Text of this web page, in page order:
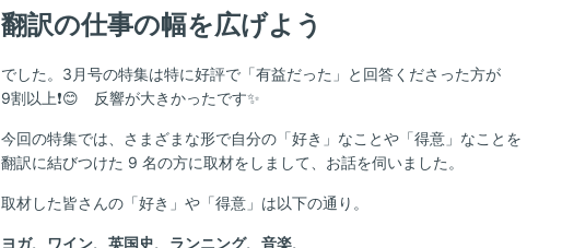
翻訳の仕事の幅を広げよう
でした。3月号の特集は特に好評で「有益だった」と回答くださった方が
9割以上❗😊 反響が大きかったです✨
今回の特集では、さまざまな形で自分の「好き」なことや「得意」なことを
翻訳に結びつけた 9 名の方に取材をしまして、お話を伺いました。
取材した皆さんの「好き」や「得意」は以下の通り。
ヨガ、 ワイン、 英国史、 ランニング、 音楽、